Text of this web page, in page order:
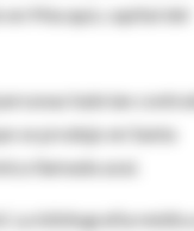
Macapá, capital del
habrían
se produjo en Santa
llamada azaí.
La bibliografía